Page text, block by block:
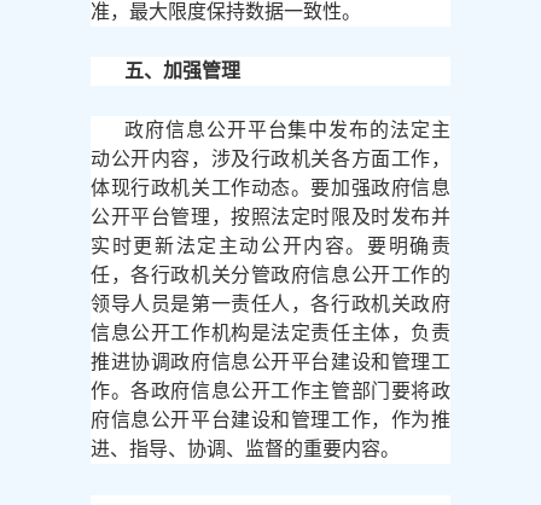
准，最大限度保持数据一致性。
五、加强管理
政府信息公开平台集中发布的法定主
动公开内容，涉及行政机关各方面工作，
体现行政机关工作动态。要加强政府信息
公开平台管理，按照法定时限及时发布并
实时更新法定主动公开内容。要明确责
任，各行政机关分管政府信息公开工作的
领导人员是第一责任人，各行政机关政府
信息公开工作机构是法定责任主体，负责
推进协调政府信息公开平台建设和管理工
作。各政府信息公开工作主管部门要将政
府信息公开平台建设和管理工作，作为推
进、指导、协调、监督的重要内容。